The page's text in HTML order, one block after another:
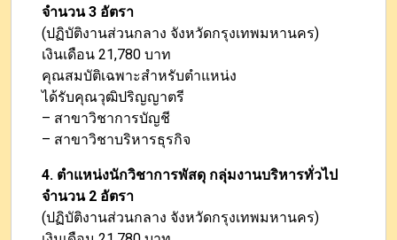
จำนวน 3 อัตรา
(ปฏิบัติงานส่วนกลาง จังหวัดกรุงเทพมหานคร)
เงินเดือน 21,780 บาท
คุณสมบัติเฉพาะสำหรับตำแหน่ง
ได้รับคุณวุฒิปริญญาตรี
– สาขาวิชาการบัญชี
– สาขาวิชาบริหารธุรกิจ
4. ตำแหน่งนักวิชาการพัสดุ กลุ่มงานบริหารทั่วไป
จำนวน 2 อัตรา
(ปฏิบัติงานส่วนกลาง จังหวัดกรุงเทพมหานคร)